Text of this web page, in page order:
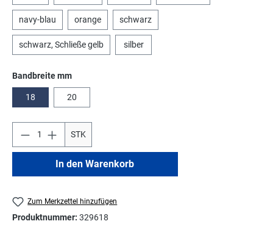
navy-blau orange schwarz
schwarz, Schließe gelb silber
Bandbreite mmauswählen
18 20
STK
In den Warenkorb
Zum Merkzettel hinzufügen
Produktnummer: 329618